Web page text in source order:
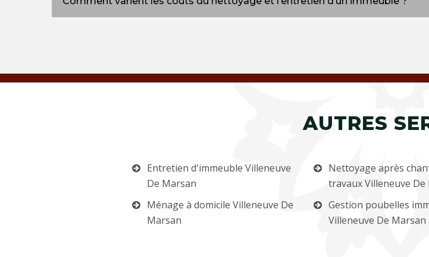
AUTRES
Entretien d'immeuble Villeneuve
De Marsan
Ménage à domicile Villeneuve De
Marsan
Nettoyage après
travaux Villeneuve De
Gestion poubelles
Villeneuve De Marsan